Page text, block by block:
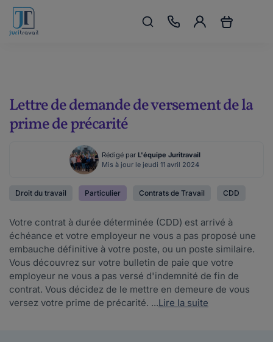
Lettre de demande de versement de la
prime de précarité
Rédigé par L'équipe Juritravail
Mis à jour le jeudi 11 avril 2024
Droit du travail Particulier Contrats de Travail CDD
Votre contrat à durée déterminée (CDD) est arrivé à
échéance et votre employeur ne vous a pas proposé une
embauche définitive à votre poste, ou un poste similaire.
Vous découvrez sur votre bulletin de paie que votre
employeur ne vous a pas versé d'indemnité de fin de
contrat. Vous décidez de le mettre en demeure de vous
versez votre prime de précarité. ...Lire la suite